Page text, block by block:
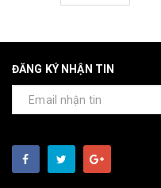
ĐĂNG KÝ NHẬN TIN